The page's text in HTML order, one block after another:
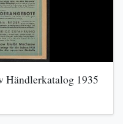
Händlerkatalog 1935